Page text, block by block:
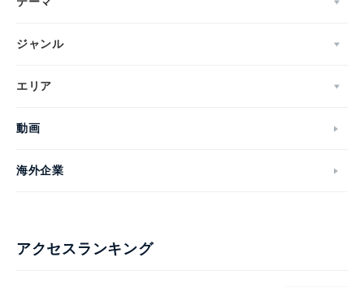
ジャンル
エリア
動画
海外企業
アクセスランキング